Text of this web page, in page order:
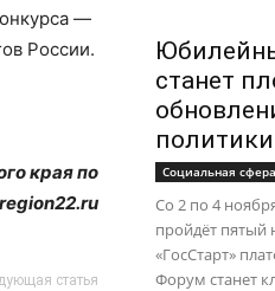
—
России.
края по
статья
станет
политики
Социальная
Со 2 по 4
пройдёт
«ГосСтарт»
Форум станет